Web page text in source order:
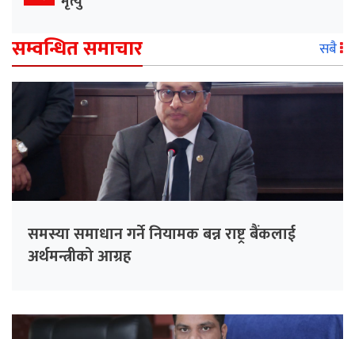
सम्वन्धित समाचार सबै
समस्या समाधान गर्ने नियामक बन्न राष्ट्र बैंकलाई
अर्थमन्त्रीको आग्रह